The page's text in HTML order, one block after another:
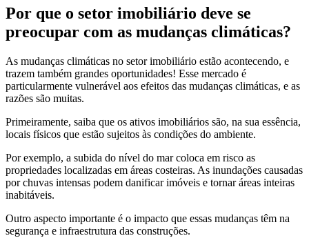
Por que o setor imobiliário deve se
preocupar com as mudanças climáticas?
As mudanças climáticas no setor imobiliário estão acontecendo, e
trazem também grandes oportunidades! Esse mercado é
particularmente vulnerável aos efeitos das mudanças climáticas, e as
razões são muitas.
Primeiramente, saiba que os ativos imobiliários são, na sua essência,
locais físicos que estão sujeitos às condições do ambiente.
Por exemplo, a subida do nível do mar coloca em risco as
propriedades localizadas em áreas costeiras. As inundações causadas
por chuvas intensas podem danificar imóveis e tornar áreas inteiras
inabitáveis.
Outro aspecto importante é o impacto que essas mudanças têm na
segurança e infraestrutura das construções.